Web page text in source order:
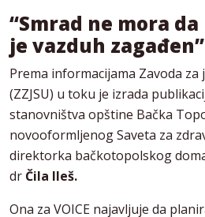
“Smrad ne mora
je vazduh zagađen”
Prema informacijama Zavoda za
(ZZJSU) u toku je izrada
stanovništva opštine Bačka
novooformljenog Saveta za
direktorka bačkotopolskog
dr Čila Ileš.
Ona za VOICE najavljuje da